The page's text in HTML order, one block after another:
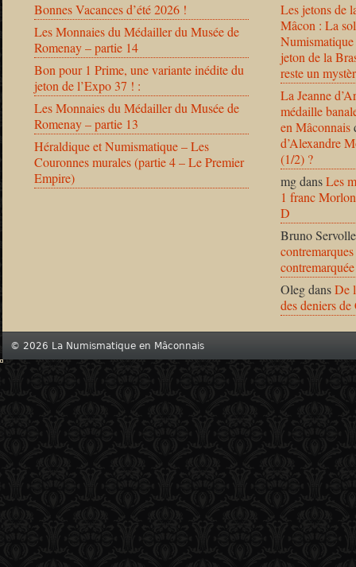
Bonnes Vacances d’été 2026 !
Les Monnaies du Médailler du Musée de
Romenay – partie 14
Bon pour 1 Prime, une variante inédite du
jeton de l’Expo 37 ! :
Les Monnaies du Médailler du Musée de
Romenay – partie 13
Héraldique et Numismatique – Les
Couronnes murales (partie 4 – Le Premier
Empire)
Les jetons de
Mâcon : La
jeton de la
reste un
La Jeanne
médaille
en Mâconnais
d’Alexandre
(1/2) ?
mgdansLes
1 franc
D
Bruno Servolle
OlegdansDe
des deniers
© 2026 La Numismatique en Mâconnais